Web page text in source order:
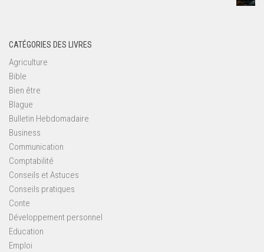
CATÉGORIES DES LIVRES
Agriculture
Bible
Bien être
Blague
Bulletin Hebdomadaire
Business
Communication
Comptabilité
Conseils et Astuces
Conseils pratiques
Conte
Développement personnel
Education
Emploi